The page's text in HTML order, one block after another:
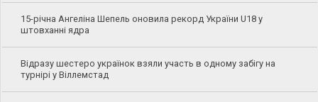
15-річна Ангеліна Шепель оновила рекорд України U18 у
штовханні ядра
Відразу шестеро українок взяли участь в одному забігу на
турнірі у Віллемстад